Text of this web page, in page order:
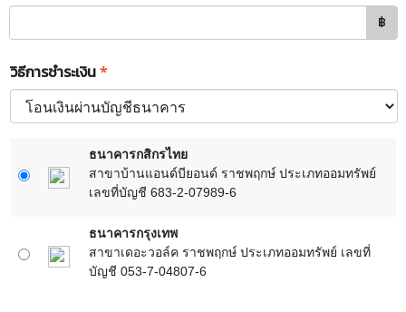
฿
วิธีการชำระเงิน*
ธนาคารกสิกรไทย
สาขาบ้านแอนด์บียอนด์ ราชพฤกษ์ ประเภทออมทรัพย์
เลขที่บัญชี 683-2-07989-6
ธนาคารกรุงเทพ
สาขาเดอะวอล์ค ราชพฤกษ์ ประเภทออมทรัพย์ เลขที่
บัญชี 053-7-04807-6